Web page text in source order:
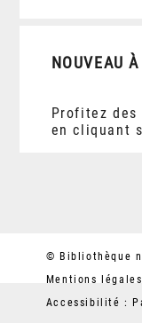
NOUVEAU
Profitez
en cliquant
© Bibliothèque
Mentions légales
Accessibilité :